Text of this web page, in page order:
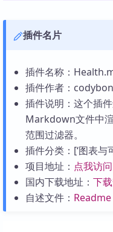
插件名片
插件名称：
插件作者：
插件说明：这个插
Markdown文件中
范围过滤器。
插件分类：[‘图表与
项目地址： 点我访问
国内下载地址： 下
自述文件： Readme